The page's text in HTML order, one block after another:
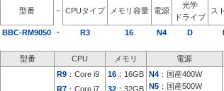
型番 − CPUタイプ メモリ容量 電源
光学
ドライブ
ス
BBC-RM9050 - R3 16 N4 D
型番 CPU メモリ 電源
R9 ：Core i9 16 ：16GB N4 ：国産400W
N5 ：国産500W
R7 ：Core i7 32 ：32GB